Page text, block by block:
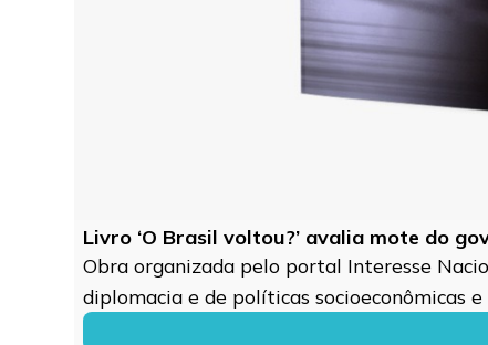
Livro ‘O Brasil voltou?’ avalia mote do
Obra organizada pelo portal Interesse
diplomacia e de políticas socioeconômicas